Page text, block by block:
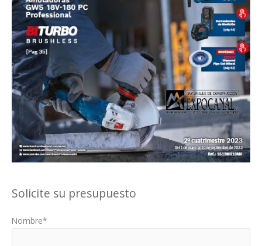
Solicite su presupuesto
Nombre*